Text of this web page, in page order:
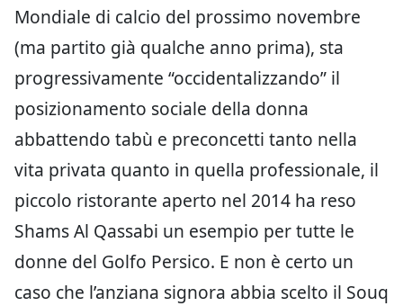
Mondiale di calcio del prossimo novembre
(ma partito già qualche anno prima), sta
progressivamente “occidentalizzando” il
posizionamento sociale della donna
abbattendo tabù e preconcetti tanto nella
vita privata quanto in quella professionale, il
piccolo ristorante aperto nel 2014 ha reso
Shams Al Qassabi un esempio per tutte le
donne del Golfo Persico. E non è certo un
caso che l’anziana signora abbia scelto il Souq